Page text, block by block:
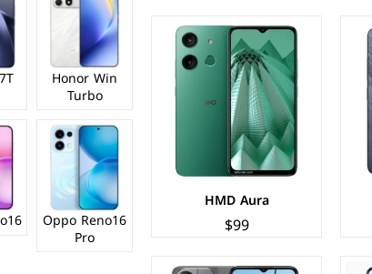
HMD Aura
$99
الشاشة:IPS LCD بحجم 6.52 بوصة بدقة HD+
المعالج:Unisoc SC9863A
الكاميرات:خلفية 13 م.ب/ امامية 5 م.ب
الذاكرة+الرام:
نظام التشغيل:Android 14 (Go edition)
البطارية:4300 مللي امبير - 10 واط
عرض المواصفات ←
Honor Win
Turbo
Oppo Reno16
Pro